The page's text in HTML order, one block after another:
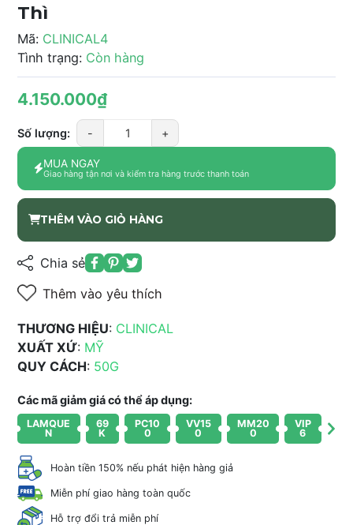
Thì
Mã: CLINICAL4
Tình trạng: Còn hàng
4.150.000₫
Số lượng: - +
MUA NGAY
Giao hàng tận nơi và kiểm tra hàng trước thanh toán
THÊM VÀO GIỎ HÀNG
Chia sẻ
Thêm vào yêu thích
THƯƠNG HIỆU: CLINICAL
XUẤT XỨ: MỸ
QUY CÁCH: 50G
Các mã giảm giá có thể áp dụng:
LAMQUE
N
69
K
PC10
0
VV15
0
MM20
0
VIP
6
Hoàn tiền 150% nếu phát hiện hàng giả
Miễn phí giao hàng toàn quốc
Hỗ trợ đổi trả miễn phí